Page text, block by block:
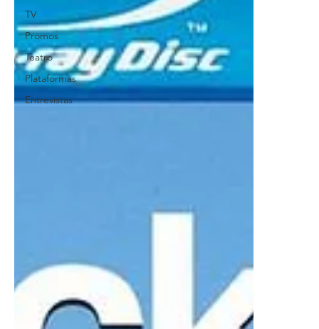
TV
Promos
Teatro
Plataformas
Entrevistas